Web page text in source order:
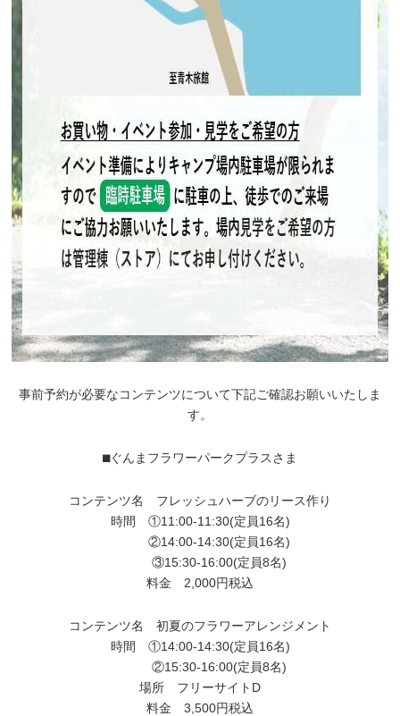
事前予約が必要なコンテンツについて下記ご確認お願いいたしま
す。
⬛︎ぐんまフラワーパークプラスさま
コンテンツ名 フレッシュハーブのリース作り
時間 ①11:00-11:30(定員16名)
②14:00-14:30(定員16名)
③15:30-16:00(定員8名)
料金 2,000円税込
コンテンツ名 初夏のフラワーアレンジメント
時間 ①14:00-14:30(定員16名)
②15:30-16:00(定員8名)
場所 フリーサイトD
料金 3,500円税込